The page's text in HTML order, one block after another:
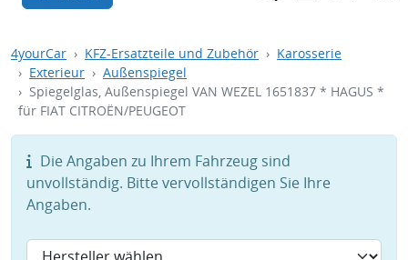
4yourCar KFZ-Ersatzteile und Zubehör
Karosserie
Exterieur
Außenspiegel
Spiegelglas, Außenspiegel VAN WEZEL 1651837 * HAGUS *
für FIAT CITROËN/PEUGEOT
Die Angaben zu Ihrem Fahrzeug sind
unvollständig. Bitte vervollständigen Sie Ihre
Angaben.